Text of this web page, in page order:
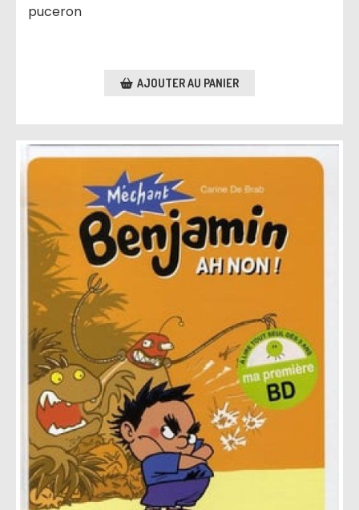
puceron
AJOUTER AU PANIER